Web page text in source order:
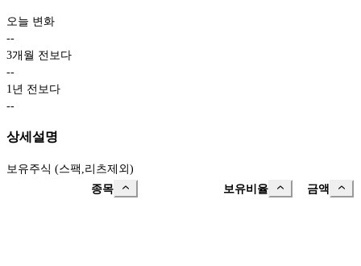
오늘 변화
--
3개월 전보다
--
1년 전보다
--
상세설명
보유주식 (스팩,리츠제외)
종목
보유비율 금액